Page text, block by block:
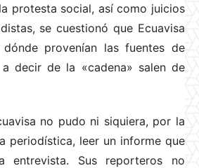
protesta social, así como juicios
se cuestionó que Ecuavisa
provenían las fuentes de
decir de la «cadena» salen de
no pudo ni siquiera, por la
periodística, leer un informe que
entrevista. Sus reporteros no